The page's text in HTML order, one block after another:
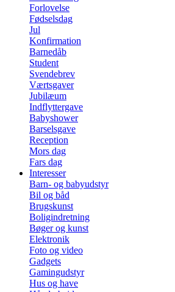
Forlovelse
Fødselsdag
Jul
Konfirmation
Barnedåb
Student
Svendebrev
Værtsgaver
Jubilæum
Indflyttergave
Babyshower
Barselsgave
Reception
Mors dag
Fars dag
Interesser
Barn- og babyudstyr
Bil og båd
Brugskunst
Boligindretning
Bøger og kunst
Elektronik
Foto og video
Gadgets
Gamingudstyr
Hus og have